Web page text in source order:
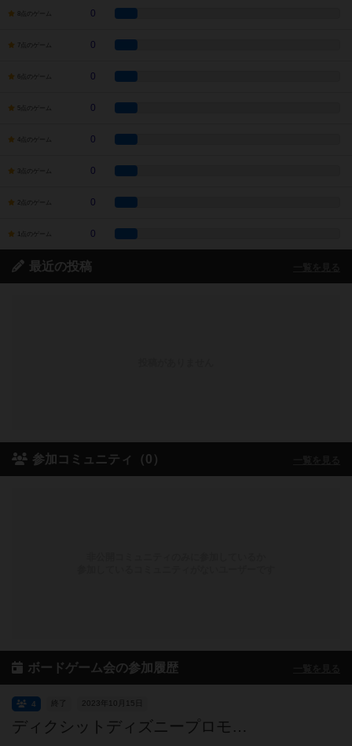
8点のゲーム 0
7点のゲーム 0
6点のゲーム 0
5点のゲーム 0
4点のゲーム 0
3点のゲーム 0
2点のゲーム 0
1点のゲーム 0
最近の投稿
参加コミュニティ（0）
ボードゲーム会の参加履歴
ディクシットディズニープロモカード争奪戦最終回
終了 2023年10月15日
4